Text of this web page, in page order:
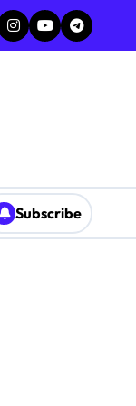
Subscribe